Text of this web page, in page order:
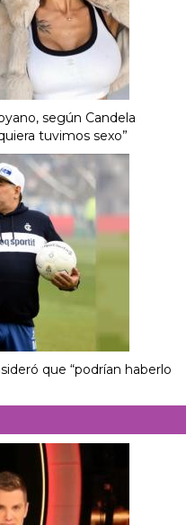
según Candela
tuvimos sexo”
que “podrían haberlo